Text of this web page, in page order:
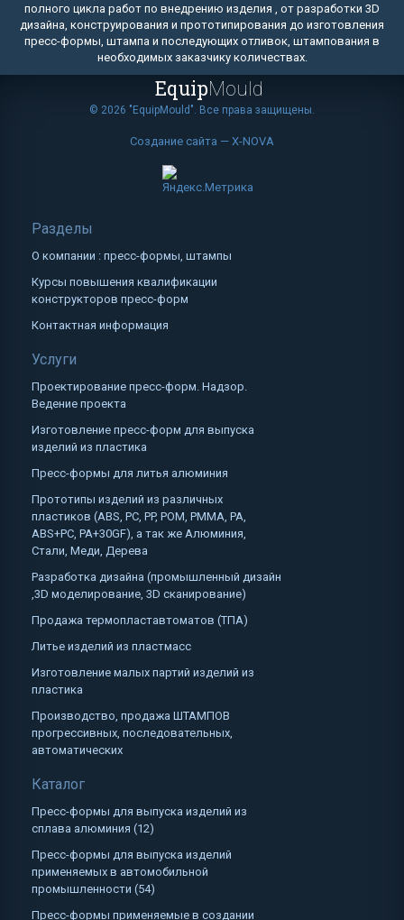
полного цикла работ по внедрению изделия , от разработки 3D
дизайна, конструирования и прототипирования до изготовления
пресс-формы, штампа и последующих отливок, штампования в
необходимых заказчику количествах.
EquipMould
© 2026 "EquipMould". Все права защищены.
Создание сайта — X-NOVA
Разделы
О компании : пресс-формы, штампы
Курсы повышения квалификации
конструкторов пресс-форм
Контактная информация
Услуги
Проектирование пресс-форм. Надзор.
Ведение проекта
Изготовление пресс-форм для выпуска
изделий из пластика
Пресс-формы для литья алюминия
Прототипы изделий из различных
пластиков (ABS, PC, PP, POM, PMMA, PA,
ABS+PC, PA+30GF), а так же Алюминия,
Стали, Меди, Дерева
Разработка дизайна (промышленный дизайн
,3D моделирование, 3D сканирование)
Продажа термопластавтоматов (ТПА)
Литье изделий из пластмасс
Изготовление малых партий изделий из
пластика
Производство, продажа ШТАМПОВ
прогрессивных, последовательных,
автоматических
Каталог
Пресс-формы для выпуска изделий из
сплава алюминия (12)
Пресс-формы для выпуска изделий
применяемых в автомобильной
промышленности (54)
Пресс-формы применяемые в создании